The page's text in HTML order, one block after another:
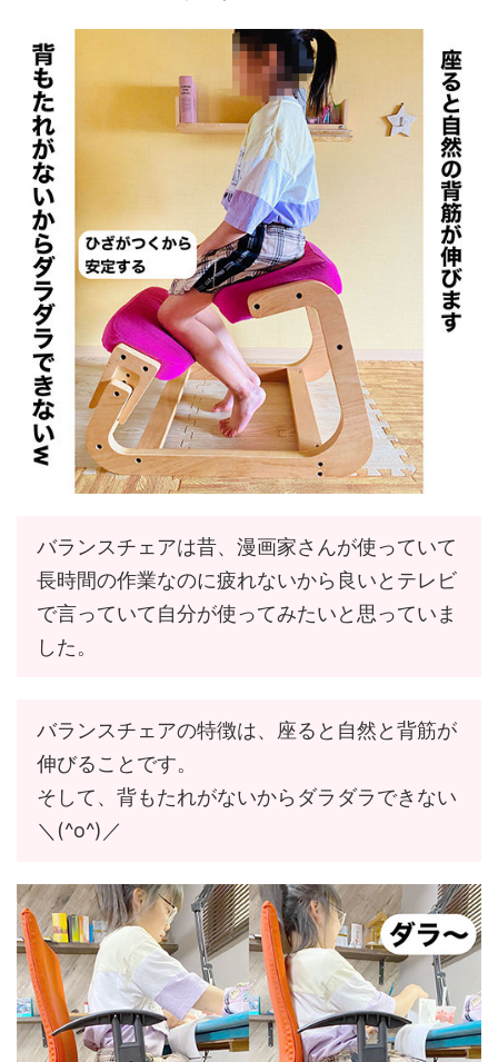
バランスチェアは昔、漫画家さんが使っていて
長時間の作業なのに疲れないから良いとテレビ
で言っていて自分が使ってみたいと思っていま
した。
バランスチェアの特徴は、座ると自然と背筋が
伸びることです。
そして、背もたれがないからダラダラできない
＼(^o^)／